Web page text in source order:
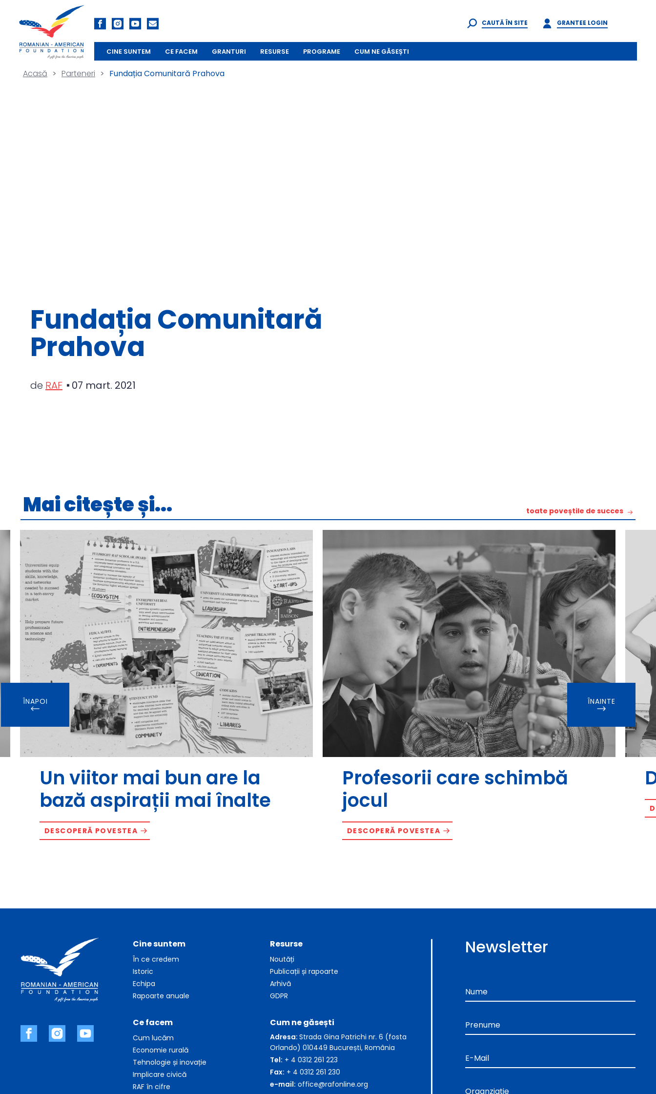
CAUTĂ ÎN SITE GRANTEE LOGIN
CINE SUNTEM CE FACEM GRANTURI RESURSE PROGRAME CUM NE GĂSEȘTI
Acasă > Parteneri > Fundația Comunitară Prahova
Fundația Comunitară
Prahova
de RAF 07 mart. 2021
Mai citește și... toate poveștile de succes
Un viitor mai bun are la
bază aspirații mai înalte
DESCOPERĂ POVESTEA
Profesorii care schimbă
jocul
DESCOPERĂ POVESTEA
ÎNAPOI ÎNAINTE
Cine suntem
În ce credem
Istoric
Echipa
Rapoarte anuale
Ce facem
Cum lucăm
Economie rurală
Tehnologie și inovație
Implicare civică
RAF în cifre
Resurse
Noutăți
Publicații și rapoarte
Arhivă
GDPR
Cum ne găsești
Adresa: Strada Gina Patrichi nr. 6 (fosta
Orlando) 010449 București, România
Tel: + 4 0312 261 223
Fax: + 4 0312 261 230
e-mail: office@rafonline.org
Newsletter
Nume
Prenume
E-Mail
Organziație